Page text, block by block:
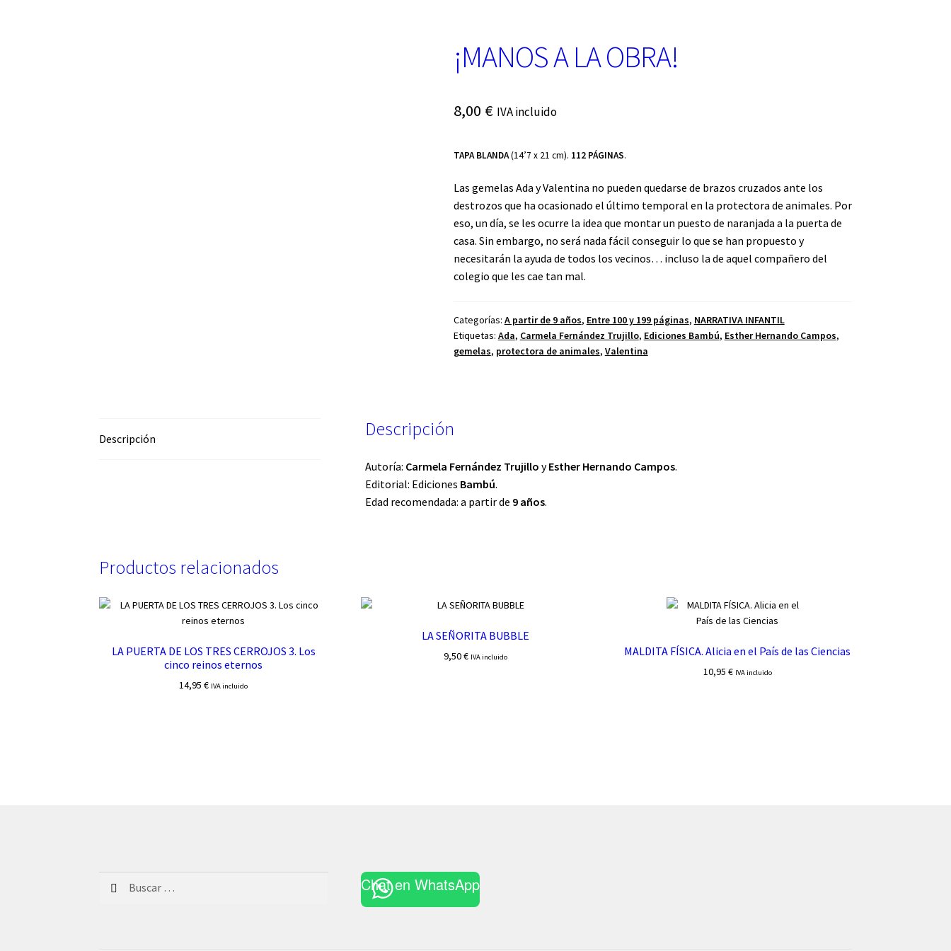
¡MANOS A LA OBRA!
8,00 € IVA incluido
TAPA BLANDA(14’7 x 21 cm). 112 PÁGINAS.
Las gemelas Ada y Valentina no pueden quedarse de brazos cruzados ante los
destrozos que ha ocasionado el último temporal en la protectora de animales. Por
eso, un día, se les ocurre la idea que montar un puesto de naranjada a la puerta de
casa. Sin embargo, no será nada fácil conseguir lo que se han propuesto y
necesitarán la ayuda de todos los vecinos… incluso la de aquel compañero del
colegio que les cae tan mal.
Categorías: A partir de 9 años, Entre 100 y 199 páginas, NARRATIVA INFANTIL
Etiquetas: Ada, Carmela Fernández Trujillo, Ediciones Bambú, Esther Hernando Campos,
gemelas, protectora de animales, Valentina
Descripción Descripción
Autoría: Carmela Fernández Trujillo y Esther Hernando Campos.
Editorial: Ediciones Bambú.
Edad recomendada: a partir de 9 años.
Productos relacionados
LA PUERTA DE LOS TRES CERROJOS 3. Los
cinco reinos eternos
14,95€ IVA incluido
LA SEÑORITA BUBBLE
9,50€ IVA incluido MALDITA FÍSICA. Alicia en el País de las Ciencias
10,95 € IVA incluido
Chat en WhatsApp